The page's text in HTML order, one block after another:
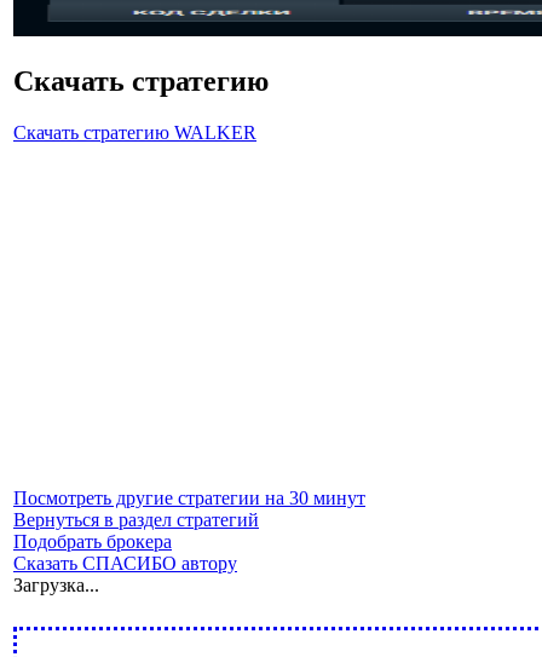
Скачать стратегию
Скачать стратегию WALKER
Посмотреть другие стратегии на 30 минут
Вернуться в раздел стратегий
Подобрать брокера
Сказать СПАСИБО автору
Загрузка...